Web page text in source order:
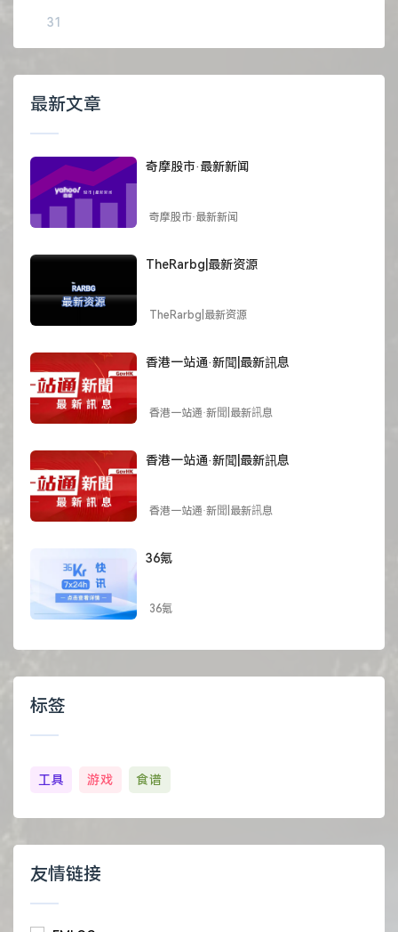
31
最新文章
奇摩股市·最新新闻
奇摩股市·最新新闻
TheRarbg|最新资源
TheRarbg|最新资源
香港一站通·新聞|最新訊息
香港一站通·新聞|最新訊息
香港一站通·新聞|最新訊息
香港一站通·新聞|最新訊息
36氪
36氪
标签
工具 游戏 食谱
友情链接